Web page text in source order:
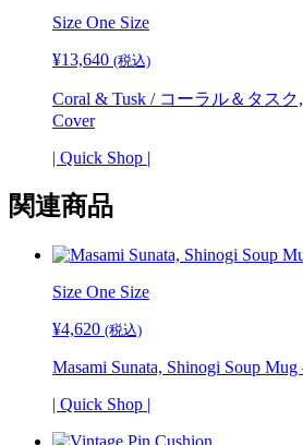
Size One Size
¥13,640 (税込)
Coral & Tusk / コーラル＆タスク
Cover
| Quick Shop |
関連商品
Size One Size
¥4,620 (税込)
Masami Sunata, Shinogi Soup
| Quick Shop |